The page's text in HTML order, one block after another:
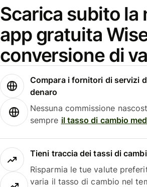
Scarica subito la
app gratuita
conversione di
Compara i fornitori di servizi
denaro
Nessuna commissione
sempre il tasso di cambio
Tieni traccia dei tassi di
Risparmia le tue valute
varia il tasso di cambio nel